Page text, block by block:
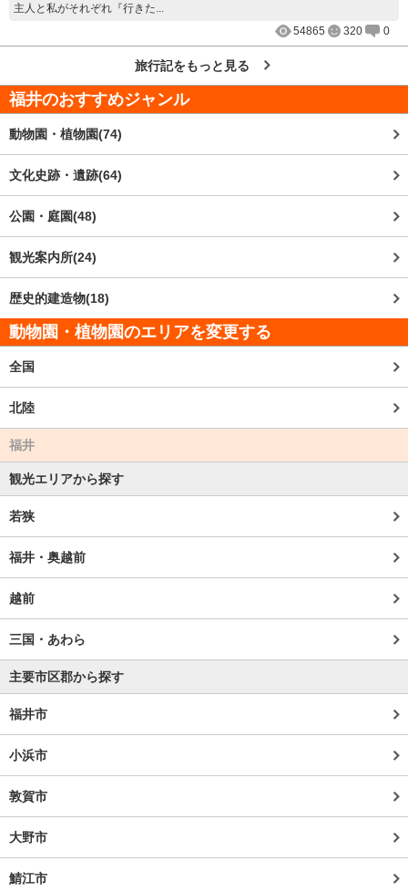
主人と私がそれぞれ『行きた...
54865
320 0
旅行記をもっと見る
福井のおすすめジャンル
動物園・植物園(74)
文化史跡・遺跡(64)
公園・庭園(48)
観光案内所(24)
歴史的建造物(18)
動物園・植物園のエリアを変更する
全国
北陸
福井
観光エリアから探す
若狭
福井・奥越前
越前
三国・あわら
主要市区郡から探す
福井市
小浜市
敦賀市
大野市
鯖江市